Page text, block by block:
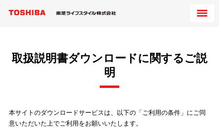
取扱説明書ダウンロードに関するご説
明
本サイトのダウンロードサービスは、以下の「ご利用の条件」にご同
意いただいた上でご利用をお願いいたします。